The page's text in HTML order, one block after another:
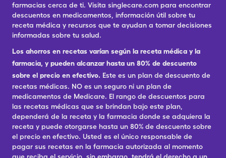
farmacias cerca de ti. Visita singlecare.com para encontrar
descuentos en medicamentos, información útil sobre tu
receta médica y recursos que te ayudan a tomar decisiones
informadas sobre tu salud.
Los ahorros en recetas varían según la receta médica y la
farmacia, y pueden alcanzar hasta un 80% de descuento
sobre el precio en efectivo. Este es un plan de descuento de
recetas médicas. NO es un seguro ni un plan de
medicamentos de Medicare. El rango de descuentos para
las recetas médicas que se brindan bajo este plan,
dependerá de la receta y la farmacia donde se adquiera la
receta y puede otorgarse hasta un 80% de descuento sobre
el precio en efectivo. Usted es el único responsable de
pagar sus recetas en la farmacia autorizada al momento